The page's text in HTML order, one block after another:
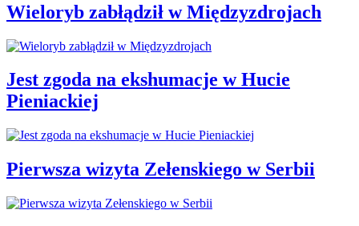
Wieloryb zabłądził w Międzyzdrojach
Jest zgoda na ekshumacje w Hucie
Pieniackiej
Pierwsza wizyta Zełenskiego w Serbii